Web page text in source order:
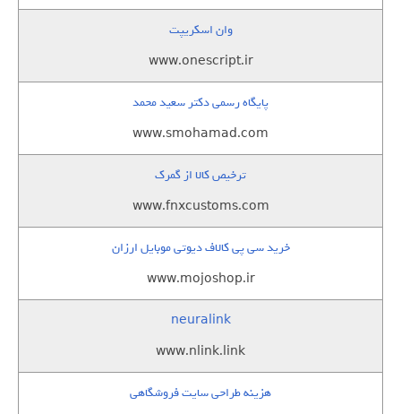
وان اسکریپت
www.onescript.ir
پایگاه رسمی دکتر سعید محمد
www.smohamad.com
ترخیص کالا از گمرک
www.fnxcustoms.com
خرید سی پی کالاف دیوتی موبایل ارزان
www.mojoshop.ir
neuralink
www.nlink.link
هزینه طراحی سایت فروشگاهی